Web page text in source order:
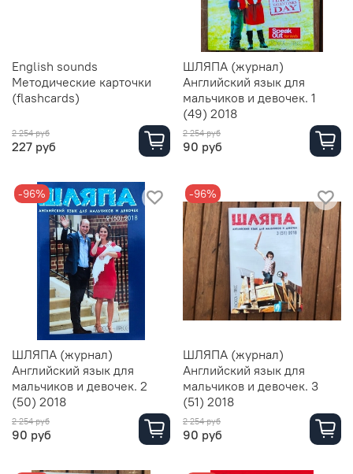
English sounds
Методические карточки
(flashcards)
2 254 руб
227 руб
ШЛЯПА (журнал)
Английский язык для
мальчиков и девочек. 1
(49) 2018
2 254 руб
90 руб
-96%
ШЛЯПА (журнал)
Английский язык для
мальчиков и девочек. 2
(50) 2018
2 254 руб
90 руб
-96%
ШЛЯПА (журнал)
Английский язык для
мальчиков и девочек. 3
(51) 2018
2 254 руб
90 руб